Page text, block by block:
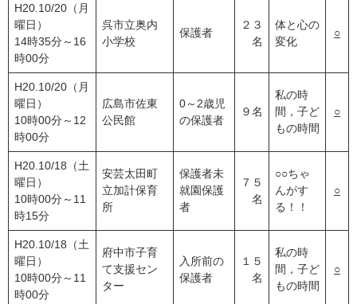
H20.10/20（月
曜日）
14時35分～16
時00分
呉市立奥内
小学校
保護者
２３
名
体と心の
変化
○
H20.10/20（月
曜日）
10時00分～12
時00分
広島市佐東
公民館
0～2歳児
の保護者
９名
私の時
間，子ど
もの時間
○
H20.10/18（土
曜日）
10時00分～11
時15分
安芸太田町
立加計保育
所
保護者未
就園保護
者
７５
名
○○ちゃ
んがす
る！！
○
H20.10/18（土
曜日）
10時00分～11
時00分
府中市子育
て支援セン
ター
入所前の
保護者
１５
名
私の時
間，子ど
もの時間
○